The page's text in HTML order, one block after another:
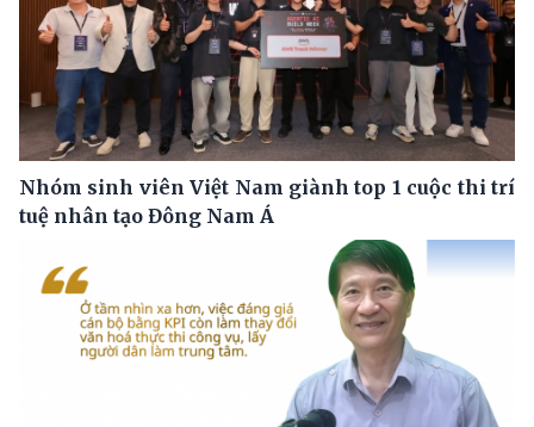
Nhóm sinh viên Việt Nam giành top 1 cuộc thi trí
tuệ nhân tạo Đông Nam Á